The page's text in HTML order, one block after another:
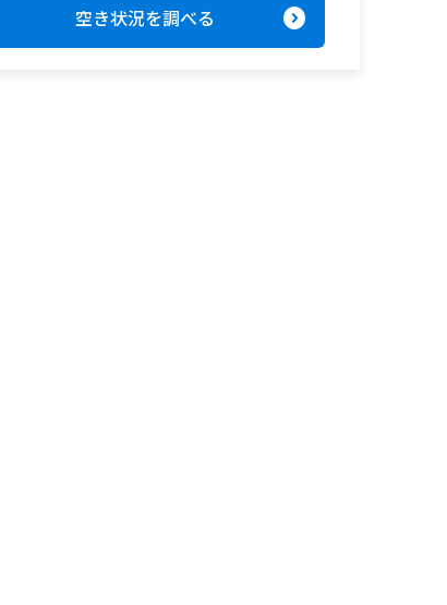
空き状況を調べる expand_circle_right